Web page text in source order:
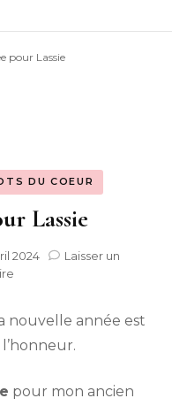
pour Lassie
DU COEUR
Lassie
2024
Laisser un
pour
Lassie
nouvelle année est
pour mon ancien